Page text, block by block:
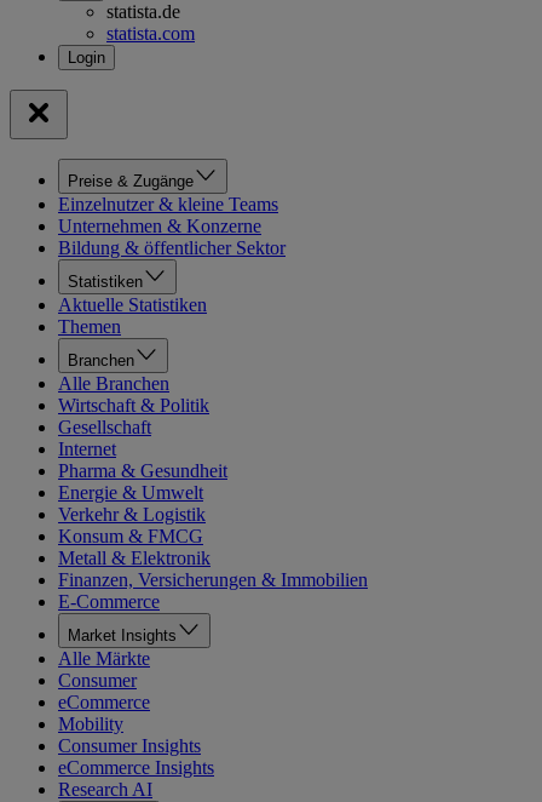
statista.de
statista.com
Preise & Zugänge
Einzelnutzer & kleine Teams
Unternehmen & Konzerne
Bildung & öffentlicher Sektor
Statistiken
Aktuelle Statistiken
Themen
Branchen
Alle Branchen
Wirtschaft & Politik
Gesellschaft
Internet
Pharma & Gesundheit
Energie & Umwelt
Verkehr & Logistik
Konsum & FMCG
Metall & Elektronik
Finanzen, Versicherungen & Immobilien
E-Commerce
Market Insights
Alle Märkte
Consumer
eCommerce
Mobility
Consumer Insights
eCommerce Insights
Research AI